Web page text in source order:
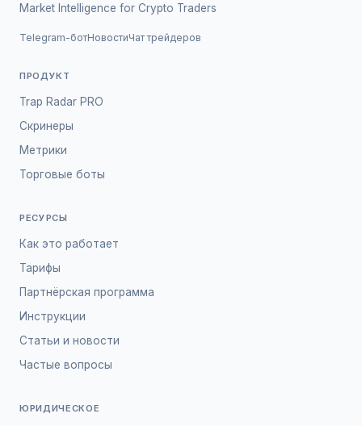
Market Intelligence for Crypto Traders
Telegram-ботНовостиЧат трейдеров
ПРОДУКТ
Trap Radar PRO
Скринеры
Метрики
Торговые боты
РЕСУРСЫ
Как это работает
Тарифы
Партнёрская программа
Инструкции
Статьи и новости
Частые вопросы
ЮРИДИЧЕСКОЕ